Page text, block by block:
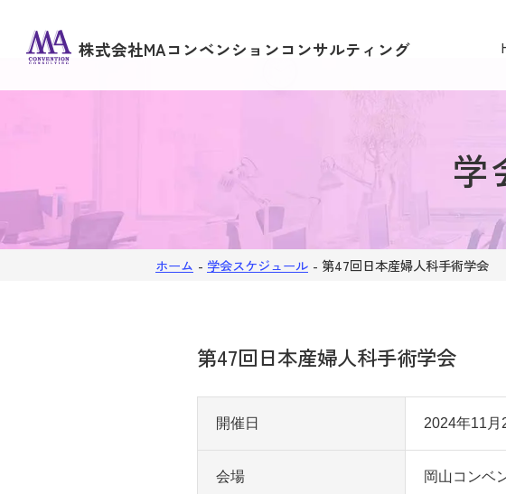
株式会社MAコンベンションコンサルティング
学
ホーム - 学会スケジュール - 第47回日本産婦人科手術学会
第47回日本産婦人科手術学会
開催日 2024年11月
会場 岡山コンベ